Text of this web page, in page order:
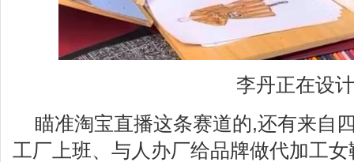
李丹正在设计
瞄准淘宝直播这条赛道的,还有来自
工厂上班、与人办厂给品牌做代加工